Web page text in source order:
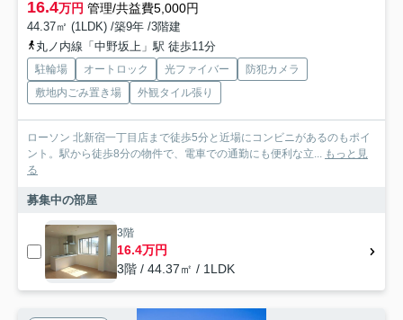
16.4万円 管理/共益費5,000円
44.37㎡ (1LDK) /築9年 /3階建
丸ノ内線「中野坂上」駅 徒歩11分
駐輪場 オートロック 光ファイバー
防犯カメラ
敷地内ごみ置き場
外観タイル張り
ローソン 北新宿一丁目店まで徒歩5分と近場にコンビニがあるのもポイ
ント。駅から徒歩8分の物件で、電車での通勤にも便利な立... もっと見
る
募集中の部屋
3階
16.4万円
3階 / 44.37㎡ / 1LDK